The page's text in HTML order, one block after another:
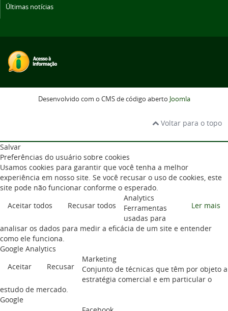
Últimas notícias
Desenvolvido com o CMS de código aberto Joomla
Voltar para o topo
Salvar
Preferências do usuário sobre cookies
Usamos cookies para garantir que você tenha a melhor
experiência em nosso site. Se você recusar o uso de cookies, este
site pode não funcionar conforme o esperado.
Aceitar todos
Recusar todos Ler mais
Analytics
Ferramentas
usadas para
analisar os dados para medir a eficácia de um site e entender
como ele funciona.
Google Analytics
Aceitar
Recusar
Marketing
Conjunto de técnicas que têm por objeto a
estratégia comercial e em particular o
estudo de mercado.
Google